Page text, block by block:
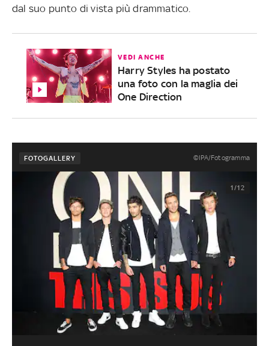
dal suo punto di vista più drammatico.
VEDI ANCHE
Harry Styles ha postato
una foto con la maglia dei
One Direction
FOTOGALLERY ©IPA/Fotogramma
1/12